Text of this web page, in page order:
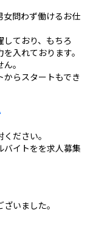
女問わず働けるお仕
ており、もちろ
入れております。
。
らスタートもでき
ださい。
バイトをを求人募集
いました。